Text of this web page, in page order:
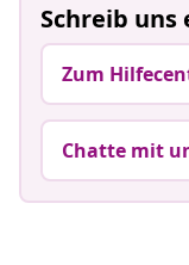
Schreib uns
Zum
Chatte mit